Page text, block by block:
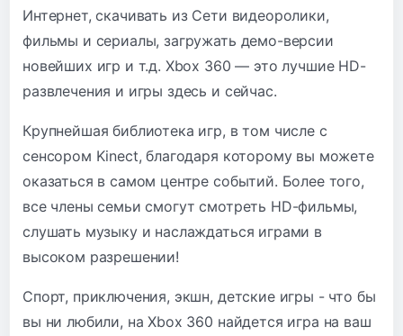
Интернет, скачивать из Сети видеоролики,
фильмы и сериалы, загружать демо-версии
новейших игр и т.д. Xbox 360 — это лучшие HD-
развлечения и игры здесь и сейчас.
Крупнейшая библиотека игр, в том числе с
сенсором Kinect, благодаря которому вы можете
оказаться в самом центре событий. Более того,
все члены семьи смогут смотреть HD-фильмы,
слушать музыку и наслаждаться играми в
высоком разрешении!
Спорт, приключения, экшн, детские игры - что бы
вы ни любили, на Xbox 360 найдется игра на ваш